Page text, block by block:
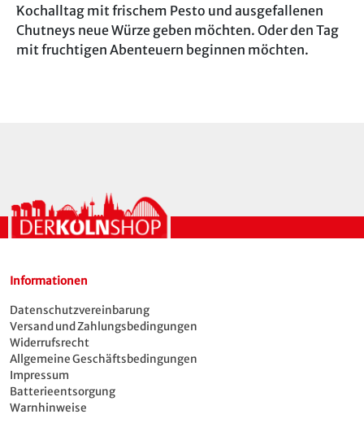
Kochalltag mit frischem Pesto und ausgefallenen
Chutneys neue Würze geben möchten. Oder den Tag
mit fruchtigen Abenteuern beginnen möchten.
Informationen
Datenschutzvereinbarung
Versand und Zahlungsbedingungen
Widerrufsrecht
Allgemeine Geschäftsbedingungen
Impressum
Batterieentsorgung
Warnhinweise